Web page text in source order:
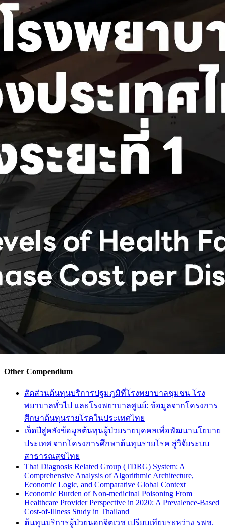
Other Compendium
สัดส่วนต้นทุนบริการปฐมภูมิที่โรงพยาบาลชุมชน โรง
พยาบาลทั่วไป และโรงพยาบาลศูนย์: ข้อมูลจากโครงการ
ศึกษาต้นทุนรายโรคในประเทศไทย
เจ็ดปีสู่คลังข้อมูลต้นทุนผู้ป่วยรายบุคคลเพื่อพัฒนานโยบาย
ประเทศ จากโครงการศึกษาต้นทุนรายโรค สู่วิจัยระบบ
สาธารณสุขไทย
Thai Diagnosis Related Group (TDRG) System: A
Comprehensive Analysis of Algorithmic Architecture,
Economic Logic, and Comparative Global Context
Economic Burden of Non-medicinal Poisoning From
Healthcare Provider Perspective in 2020: A Prevalence-Based
Cost-of-Illness Study in Thailand
ต้นทุนบริการผู้ป่วยนอกจิตเวช เปรียบเทียบระหว่าง รพช.